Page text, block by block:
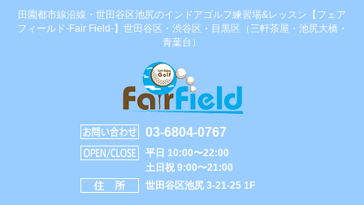
田園都市線沿線・世田谷区池尻のインドアゴルフ練習場&レッスン【フェア
フィールド-Fair Field-】世田谷区・渋谷区・目黒区（三軒茶屋・池尻大橋・
青葉台）
03-6804-0767
平日 10:00〜22:00
土日祝 9:00〜21:00
世田谷区池尻 3-21-25 1F